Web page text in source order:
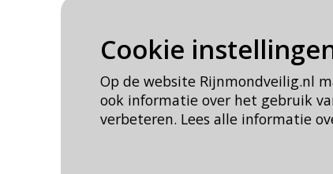
Cookie
Op de website Rijnmondveilig.nl
ook informatie over het gebruik
verbeteren. Lees alle informatie